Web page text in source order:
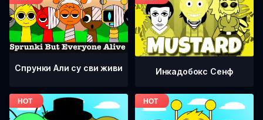
Спрунки Али су сви живи Инкадобокс Сенф